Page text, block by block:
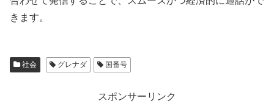
きます。
社会 グレナダ 国番号
スポンサーリンク